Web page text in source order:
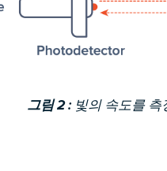
그림 2 : 빛의 속도를